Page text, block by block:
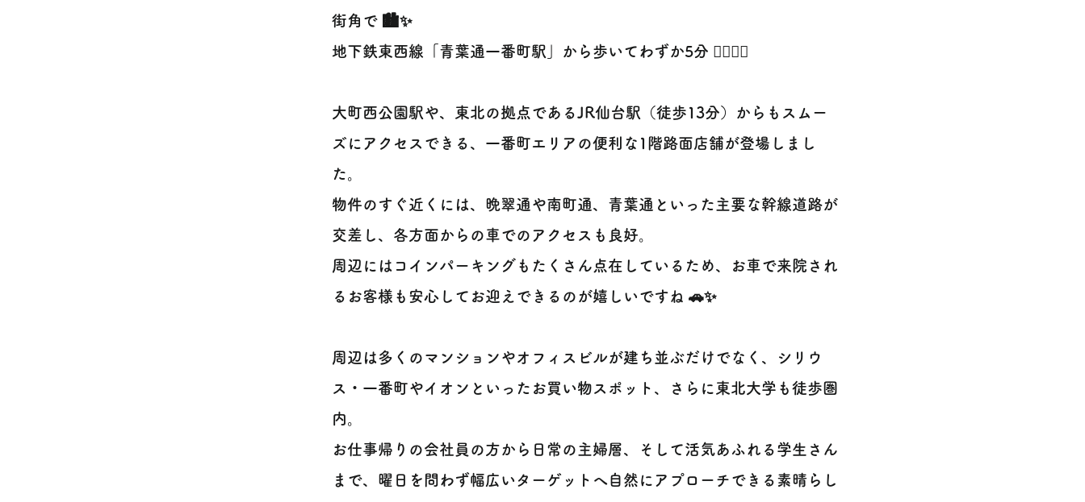
街角で 🏙️✨
地下鉄東西線「青葉通一番町駅」から歩いてわずか5分 🚶‍♀️🚶‍♂️
大町西公園駅や、東北の拠点であるJR仙台駅（徒歩13分）からもスムー
ズにアクセスできる、一番町エリアの便利な1階路面店舗が登場しまし
た。
物件のすぐ近くには、晩翠通や南町通、青葉通といった主要な幹線道路が
交差し、各方面からの車でのアクセスも良好。
周辺にはコインパーキングもたくさん点在しているため、お車で来院され
るお客様も安心してお迎えできるのが嬉しいですね 🚗✨
周辺は多くのマンションやオフィスビルが建ち並ぶだけでなく、シリウ
ス・一番町やイオンといったお買い物スポット、さらに東北大学も徒歩圏
内。
お仕事帰りの会社員の方から日常の主婦層、そして活気あふれる学生さん
まで、曜日を問わず幅広いターゲットへ自然にアプローチできる素晴らし